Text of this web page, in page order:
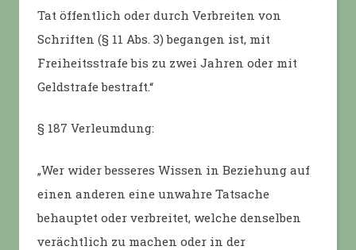
Tat öffentlich oder durch Verbreiten von
Schriften (§ 11 Abs. 3) begangen ist, mit
Freiheitsstrafe bis zu zwei Jahren oder mit
Geldstrafe bestraft.“
§ 187 Verleumdung:
„Wer wider besseres Wissen in Beziehung auf
einen anderen eine unwahre Tatsache
behauptet oder verbreitet, welche denselben
verächtlich zu machen oder in der